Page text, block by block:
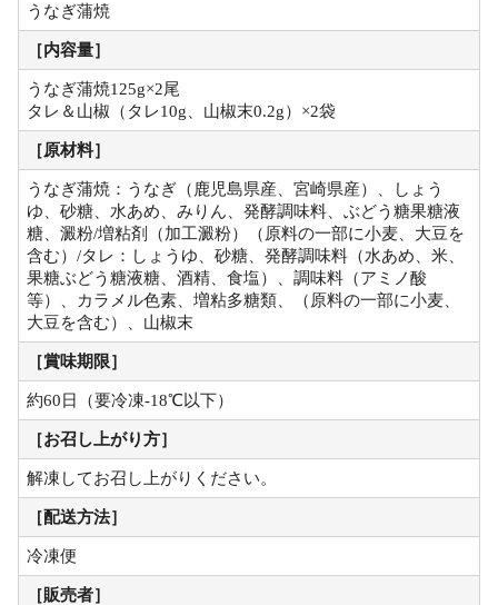
うなぎ蒲焼
［内容量］
うなぎ蒲焼125g×2尾
タレ＆山椒（タレ10g、山椒末0.2g）×2袋
［原材料］
うなぎ蒲焼：うなぎ（鹿児島県産、宮崎県産）、しょう
ゆ、砂糖、水あめ、みりん、発酵調味料、ぶどう糖果糖液
糖、澱粉/増粘剤（加工澱粉）（原料の一部に小麦、大豆を
含む）/タレ：しょうゆ、砂糖、発酵調味料（水あめ、米、
果糖ぶどう糖液糖、酒精、食塩）、調味料（アミノ酸
等）、カラメル色素、増粘多糖類、（原料の一部に小麦、
大豆を含む）、山椒末
［賞味期限］
約60日（要冷凍-18℃以下）
［お召し上がり方］
解凍してお召し上がりください。
［配送方法］
冷凍便
［販売者］